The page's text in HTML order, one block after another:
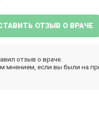
ОТЗЫВ О ВРАЧЕ
отзыв о враче.
мнением, если вы были на